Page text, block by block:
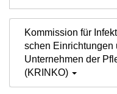
Kommission für
schen Ein­rich­tungen
Unter­nehmen der
(KRINKO)